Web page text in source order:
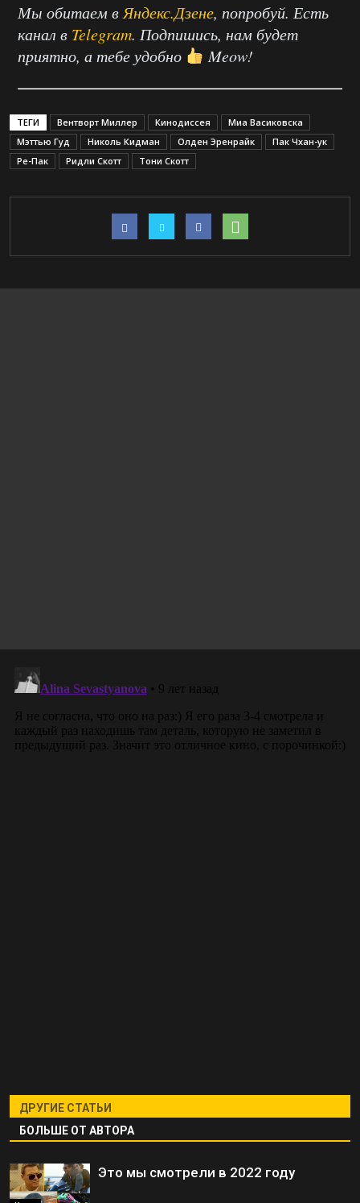
Мы обитаем в Яндекс.Дзене, попробуй. Есть
канал в Telegram. Подпишись, нам будет
приятно, а тебе удобно
Meow!
ТЕГИ Вентворт Миллер Кинодиссея
Миа Васиковска
Мэттью Гуд
Николь Кидман Олден Эренрайк
Пак Чхан-ук
Ре-Пак
Ридли Скотт Тони Скотт
ДРУГИЕ СТАТЬИ
БОЛЬШЕ ОТ АВТОРА
Это мы смотрели в 2022 году